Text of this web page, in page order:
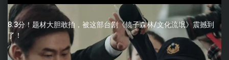
8.3分！题材大胆敢拍，被这部台剧《镜子森林/文化流氓》震撼到
了！